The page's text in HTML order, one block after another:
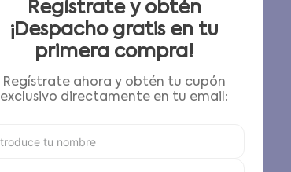
AGREGAR AL CARRITO
Condiciones para cambios y devoluciones
Regístrate y obtén
¡Despacho gratis en tu
primera compra!
Regístrate ahora y obtén tu cupón
exclusivo directamente en tu email: